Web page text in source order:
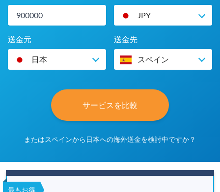
JPY
送金元
日本
送金先
スペイン
サービスを比較
またはスペインから日本への海外送金を検討中ですか？
最もお得